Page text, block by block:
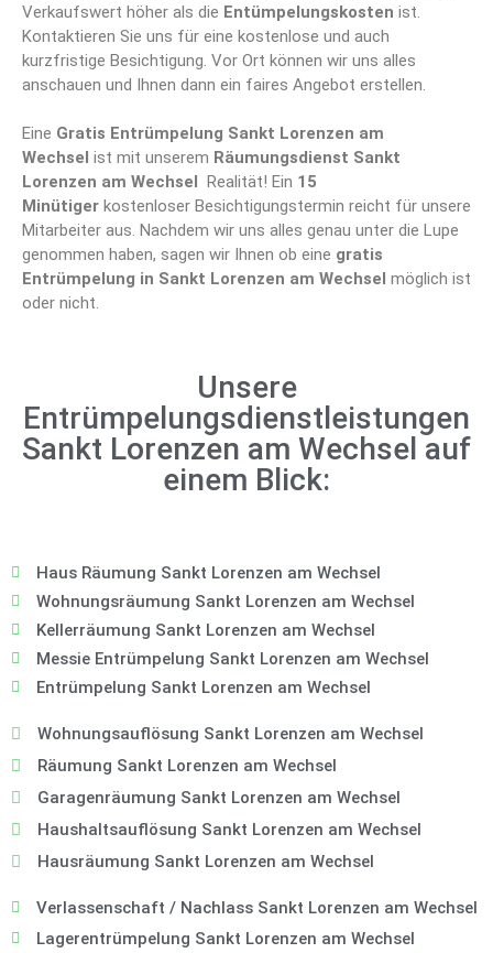
Verkaufswert höher als die Entümpelungskosten ist.
Kontaktieren Sie uns für eine kostenlose und auch
kurzfristige Besichtigung. Vor Ort können wir uns alles
anschauen und Ihnen dann ein faires Angebot erstellen.
Eine Gratis Entrümpelung Sankt Lorenzen am
Wechsel ist mit unserem Räumungsdienst Sankt
Lorenzen am Wechsel Realität! Ein 15
Minütiger kostenloser Besichtigungstermin reicht für unsere
Mitarbeiter aus. Nachdem wir uns alles genau unter die Lupe
genommen haben, sagen wir Ihnen ob eine gratis
Entrümpelung in Sankt Lorenzen am Wechsel möglich ist
oder nicht.
Unsere
Entrümpelungsdienstleistungen
Sankt Lorenzen am Wechsel auf
einem Blick:
Haus Räumung Sankt Lorenzen am Wechsel
Wohnungsräumung Sankt Lorenzen am Wechsel
Kellerräumung Sankt Lorenzen am Wechsel
Messie Entrümpelung Sankt Lorenzen am Wechsel
Entrümpelung Sankt Lorenzen am Wechsel
Wohnungsauflösung Sankt Lorenzen am Wechsel
Räumung Sankt Lorenzen am Wechsel
Garagenräumung Sankt Lorenzen am Wechsel
Haushaltsauflösung Sankt Lorenzen am Wechsel
Hausräumung Sankt Lorenzen am Wechsel
Verlassenschaft / Nachlass Sankt Lorenzen am Wechsel
Lagerentrümpelung Sankt Lorenzen am Wechsel